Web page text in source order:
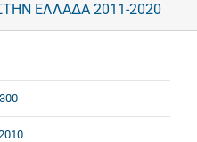
ΕΛΛΑΔΑ 2011-2020